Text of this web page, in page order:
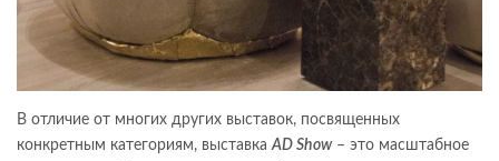
В отличие от многих других выставок, посвященных
конкретным категориям, выставкаAD Show– это масштабное